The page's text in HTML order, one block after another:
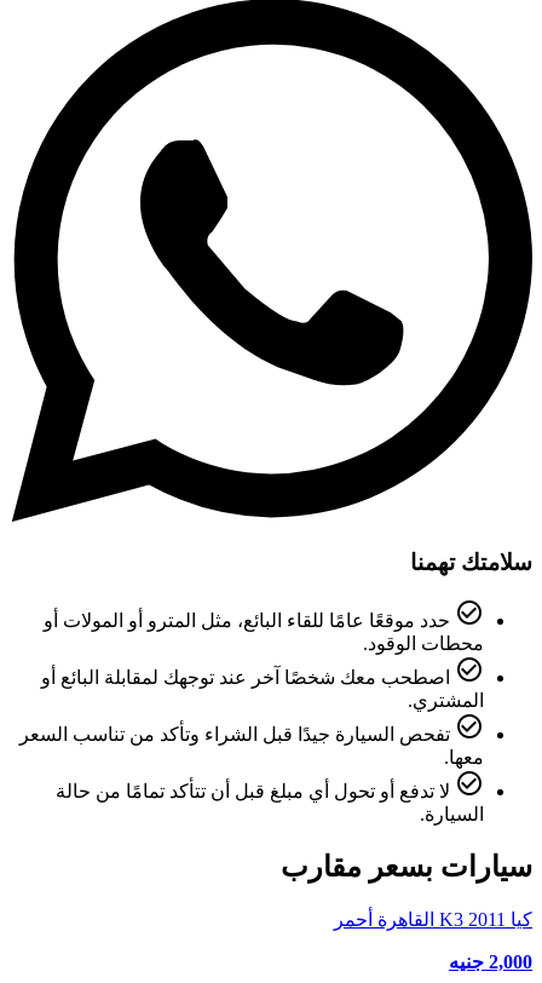
سلامتك تهمنا
check_circle_outline حدد موقعًا عامًا للقاء البائع، مثل المترو أو المولات أو
محطات الوقود.
check_circle_outline
اصطحب معك شخصًا آخر عند توجهك لمقابلة البائع أو
المشتري.
check_circle_outline تفحص السيارة جيدًا قبل الشراء وتأكد من تناسب السعر
معها.
check_circle_outline لا تدفع أو تحول أي مبلغ قبل أن تتأكد تمامًا من حالة
السيارة.
سيارات بسعر مقارب
كيا K3 2011 القاهرة أحمر
2,000 جنيه